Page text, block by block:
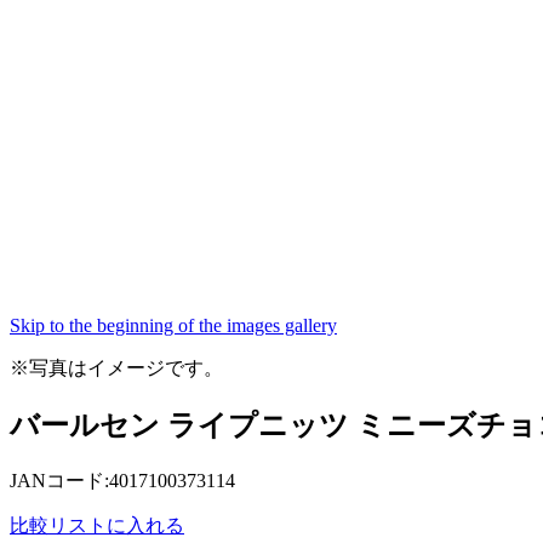
Skip to the beginning of the images gallery
※写真はイメージです。
バールセン ライプニッツ ミニーズチョ
JANコード:4017100373114
比較リストに入れる